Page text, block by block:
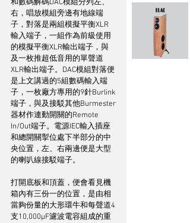
和數碼解碼DAC模組分列左、
右，唱放模組旁邊有地線端
子，對落是兩組模擬平衡XLR
輸入端子，一組作為前級使用
的模擬平衡XLR輸出端子，與
及一枚推超低音用的單聲道
XLR輸出端子。DAC模組對落便
是上文講過的5組數碼輸入端
子，一枚廠方專用的9針Burlink
端子，與及接駁其他Burmester
器材作連動開關的Remote
In/Out端子。電源IEC輸入插座
和總開關掣位處下半部分的中
央位置，左、右兩邊便是大型
的喇叭線接駁端子。
打開底板和頂蓋，便會看見機
箱內有三份一的位置，是由相
當夠份量的大形環牛和每聲道4
支10,000µF濾波電容組成的重